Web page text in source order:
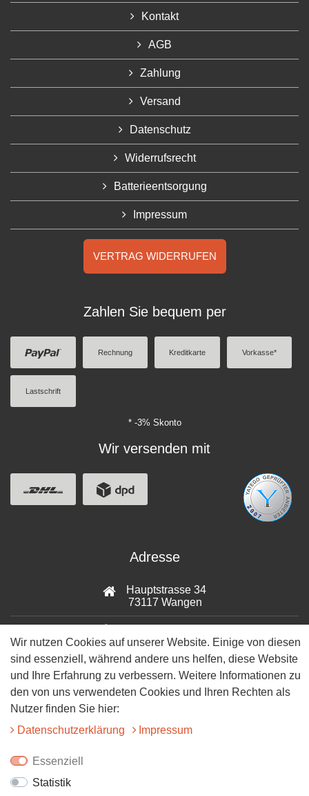
Kontakt
AGB
Zahlung
Versand
Datenschutz
Widerrufsrecht
Batterieentsorgung
Impressum
VERTRAG WIDERRUFEN
Zahlen Sie bequem per
Rechnung Kreditkarte Vorkasse*
Lastschrift
* -3% Skonto
Wir versenden mit
Adresse
Hauptstrasse 34
73117 Wangen
info@tiervitalshop.de
Folgt uns auf Facebook
Folgt uns auf Instagram
Wir nutzen Cookies auf unserer Website. Einige von diesen
sind essenziell, während andere uns helfen, diese Website
und Ihre Erfahrung zu verbessern. Weitere Informationen zu
den von uns verwendeten Cookies und Ihren Rechten als
Nutzer finden Sie hier:
Daten­schutz­erklärung
Impressum
Essenziell
Statistik